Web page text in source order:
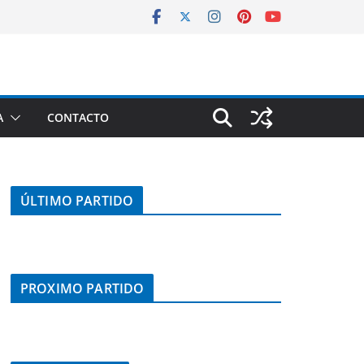
CONTACTO
ÚLTIMO PARTIDO
PROXIMO PARTIDO